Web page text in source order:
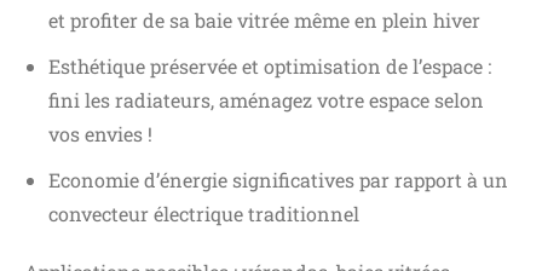
et profiter de sa baie vitrée même en plein hiver
Esthétique préservée et optimisation de l’espace :
fini les radiateurs, aménagez votre espace selon
vos envies !
Economie d’énergie significatives par rapport à un
convecteur électrique traditionnel